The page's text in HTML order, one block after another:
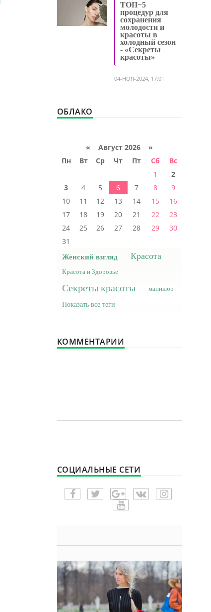
ТОП−5
процедур для
сохранения
молодости и
красоты в
холодный сезон
- «Секреты
красоты»
04-НОЯ-2024, 17:01
ОБЛАКО
« Август 2026 »
Пн
Вт Ср Чт Пт Сб
Вс
1
2
3
4 5 6 7 8
9
10
11 12 13 14 15
16
17
18 19 20 21 22
23
24
25 26 27 28 29
30
31
Женский взгляд Красота
Красота и Здоровье
Секреты красоты маникюр
Показать все теги
КОММЕНТАРИИ
СОЦИАЛЬНЫЕ СЕТИ